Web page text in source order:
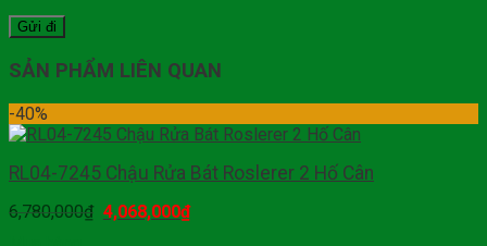
SẢN PHẨM LIÊN QUAN
-40%
RL04-7245 Chậu Rửa Bát Roslerer 2 Hố Cân
6,780,000₫ 4,068,000₫